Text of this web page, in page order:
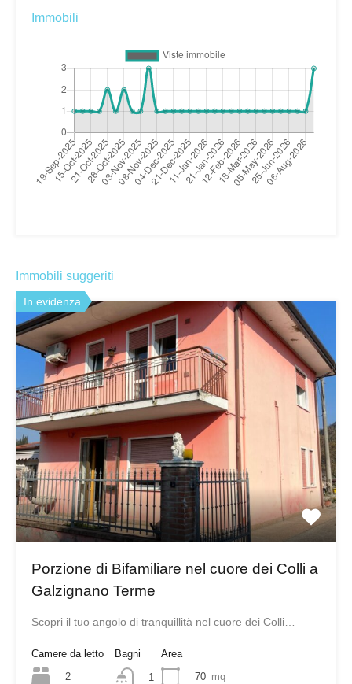
Immobili
Immobili suggeriti
In evidenza
Porzione di Bifamiliare nel cuore dei Colli a
Galzignano Terme
Scopri il tuo angolo di tranquillità nel cuore dei Colli…
Camere da letto
2
Bagni
1
Area
70 mq